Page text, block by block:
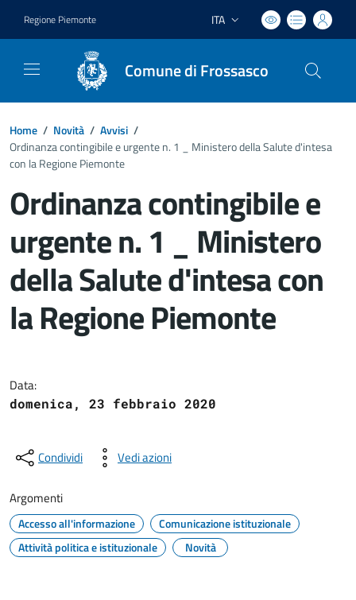
Regione Piemonte Lingua attiva:
ITA
Comune di Frossasco
Home / Novità / Avvisi /
Ordinanza contingibile e urgente n. 1 _ Ministero della Salute d'intesa
con la Regione Piemonte
Ordinanza contingibile e
urgente n. 1 _ Ministero
della Salute d'intesa con
la Regione Piemonte
Data:
domenica, 23 febbraio 2020
Condividi Vedi azioni
Argomenti
Accesso all'informazione
Comunicazione istituzionale
Attività politica e istituzionale
Novità